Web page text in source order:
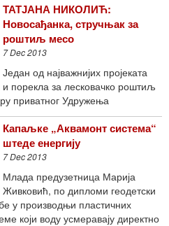
ТАТЈАНА НИКОЛИЋ:
Новосађанка, стручњак за
роштиљ месо
7 Dec 2013
Један од најважнијих пројеката
порекла за лесковачко роштиљ
приватног Удружења
Капаљке „Аквамонт система“
штеде енергију
7 Dec 2013
Млада предузетница Марија
Живковић, по дипломи геодетски
у производњи пластичних
који воду усмеравају директно